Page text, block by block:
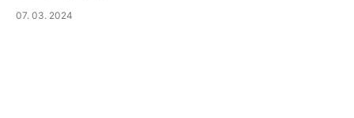
07. 03. 2024